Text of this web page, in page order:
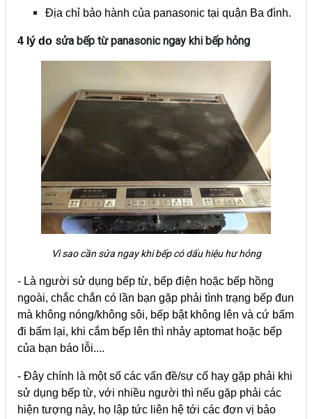
Địa chỉ bảo hành của panasonic tại quận Ba đình.
4 lý do sửa bếp từ panasonic ngay khi bếp hỏng
Vì sao cần sửa ngay khi bếp có dấu hiệu hư hỏng
- Là người sử dụng bếp từ, bếp điện hoặc bếp hồng
ngoài, chắc chắn có lần bạn gặp phải tình trạng bếp đun
mà không nóng/không sôi, bếp bật không lên và cứ bấm
đi bấm lại, khi cắm bếp lên thì nhảy aptomat hoặc bếp
của bạn báo lỗi....
- Đây chính là một số các vấn đề/sự cố hay gặp phải khi
sử dụng bếp từ, với nhiều người thì nếu gặp phải các
hiện tượng này, họ lập tức liên hệ tới các đơn vị bảo